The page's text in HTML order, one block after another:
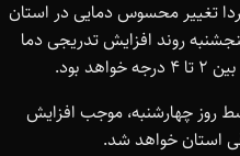
تغییر محسوس دمایی در استان
روند افزایش تدریجی دما
بود.
روز چهارشنبه، موجب افزایش
استان خواهد شد.